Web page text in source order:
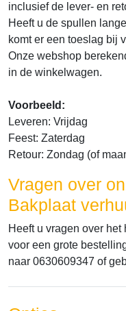
inclusief de lever- en
Heeft u de spullen
komt er een toeslag bij
Onze webshop
in de winkelwagen.
Voorbeeld:
Leveren: Vrijdag
Feest: Zaterdag
Retour: Zondag (of
Vragen over
Bakplaat
Heeft u vragen over
voor een grote
naar 0630609347 of